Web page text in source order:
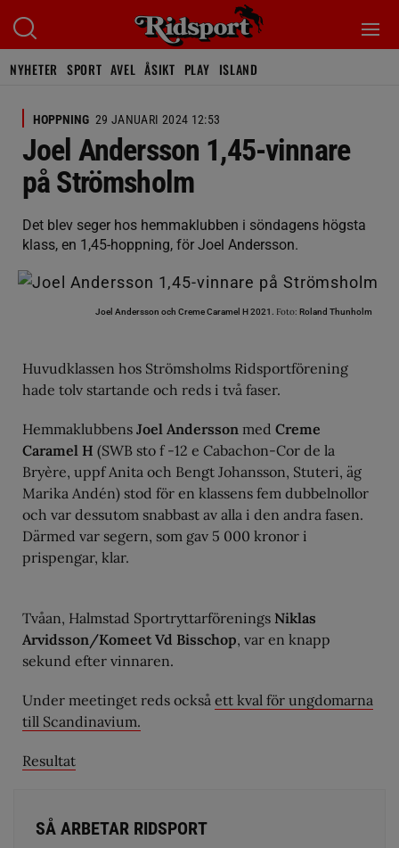
NYHETER SPORT AVEL ÅSIKT PLAY ISLAND
HOPPNING 29 JANUARI 2024 12:53
Joel Andersson 1,45-vinnare
på Strömsholm
Det blev seger hos hemmaklubben i söndagens högsta
klass, en 1,45-hoppning, för Joel Andersson.
Joel Andersson och Creme Caramel H 2021. Foto: Roland Thunholm
Huvudklassen hos Strömsholms Ridsportförening
hade tolv startande och reds i två faser.
Hemmaklubbens Joel Andersson med Creme
Caramel H (SWB sto f -12 e Cabachon-Cor de la
Bryère, uppf Anita och Bengt Johansson, Stuteri, äg
Marika Andén) stod för en klassens fem dubbelnollor
och var dessutom snabbast av alla i den andra fasen.
Därmed var segern, som gav 5 000 kronor i
prispengar, klar.
Tvåan, Halmstad Sportryttarförenings Niklas
Arvidsson/Komeet Vd Bisschop, var en knapp
sekund efter vinnaren.
Under meetinget reds också ett kval för ungdomarna
till Scandinavium.
Resultat
SÅ ARBETAR RIDSPORT